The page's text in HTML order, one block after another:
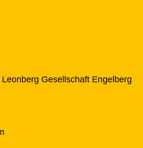
Gesellschaft Engelberg